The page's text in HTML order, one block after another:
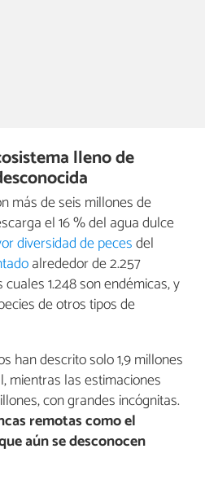
lleno de
más de seis millones de
el 16 % del agua dulce
diversidad de pecesdel
alrededor de 2.257
1.248 son endémicas, y
de otros tipos de
han descrito solo 1,9 millones
mientras las estimaciones
con grandes incógnitas.
remotas como el
aún se desconocen